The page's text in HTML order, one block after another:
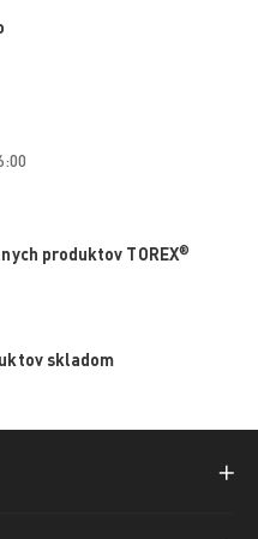
produktov TOREX®
skladom